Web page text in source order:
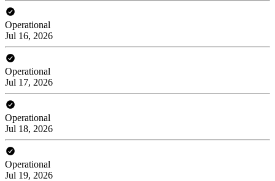
Operational
Jul 16, 2026
Operational
Jul 17, 2026
Operational
Jul 18, 2026
Operational
Jul 19, 2026